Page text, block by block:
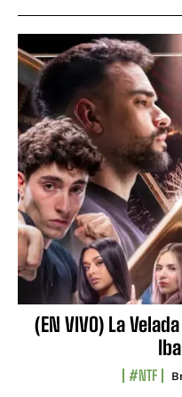
(EN VIVO) La
#NTF